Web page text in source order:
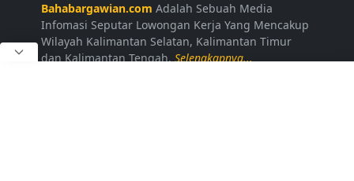
Bahabargawian.com Adalah Sebuah Media
Infomasi Seputar Lowongan Kerja Yang Mencakup
Wilayah Kalimantan Selatan, Kalimantan Timur
dan Kalimantan Tengah.Selengkapnya...